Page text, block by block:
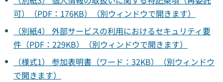
可）（PDF：176KB）（別ウィンドウで開きます）
（別紙4） 外部サービスの利用におけるセキュリティ要
件（PDF：229KB）（別ウィンドウで開きます）
（様式1） 参加表明書（ワード：32KB）（別ウィンドウ
で開きます）